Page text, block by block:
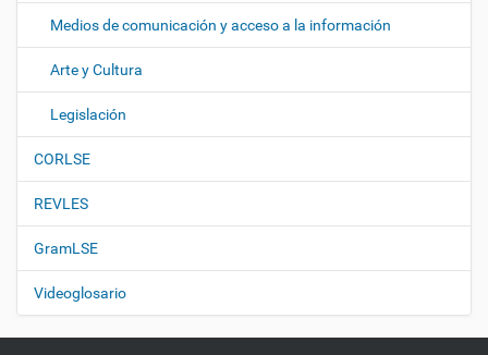
Medios de comunicación y acceso a la información
Arte y Cultura
Legislación
CORLSE
REVLES
GramLSE
Videoglosario